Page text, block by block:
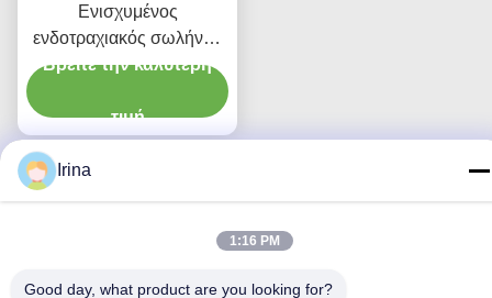
Ενισχυμένος
ενδοτραχιακός σωλήνας
με μανιασμό μικρο λεπτής
Βρείτε την καλύτερη
τιμή
Επικοινωνήστε μαζί μας
MCREAT (GUANGZHOU) BIO-TECH
Irina
1:16 PM
Good day, what product are you looking for?